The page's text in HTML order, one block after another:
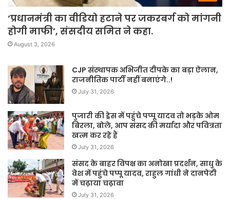
‘प्रधानमंत्री का वीडियो हटाने पर जकरबर्ग को मांगनी
होगी माफी’, संसदीय समित ने कहा.
August 3, 2026
CJP संस्थापक अभिजीत दीपके का बड़ा ऐलान,
राजनीतिक पार्टी नहीं बनाएंगे..!
July 31, 2026
पुजारी की ड्रेस में पहुंचे पप्पू यादव तो भड़के ओम
बिरला, बोले, आप संसद की मर्यादा और पवित्रता
खत्म कर रहे हैं
July 31, 2026
संसद के बाहर विपक्ष का अनोखा प्रदर्शन, साधु के
वेश में पहुंचे पप्पू यादव, राहुल गांधी ने दानपेटी
में चढ़ाया चढ़ावा
July 31, 2026